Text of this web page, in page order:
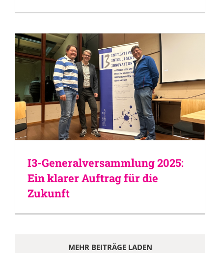
I3-Generalversammlung 2025:
Ein klarer Auftrag für die
Zukunft
MEHR BEITRÄGE LADEN